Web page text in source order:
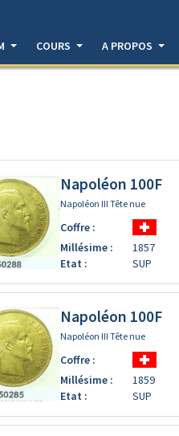
COURS A PROPOS
Napoléon 100F
Napoléon III Tête nue
Coffre :
Millésime :
1857
Etat :
SUP
Napoléon 100F
Napoléon III Tête nue
Coffre :
Millésime :
1859
Etat :
SUP